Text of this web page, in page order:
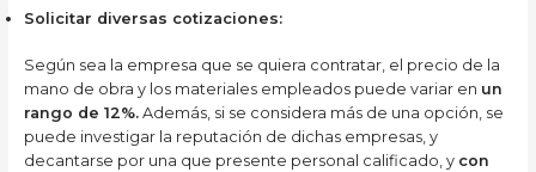
Solicitar diversas cotizaciones:
Según sea la empresa que se quiera contratar, el precio de la
mano de obra y los materiales empleados puede variar en un
rango de 12%.Además, si se considera más de una opción, se
puede investigar la reputación de dichas empresas, y
decantarse por una que presente personal calificado, y con